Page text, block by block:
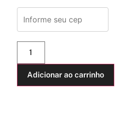
Adicionar ao carrinho